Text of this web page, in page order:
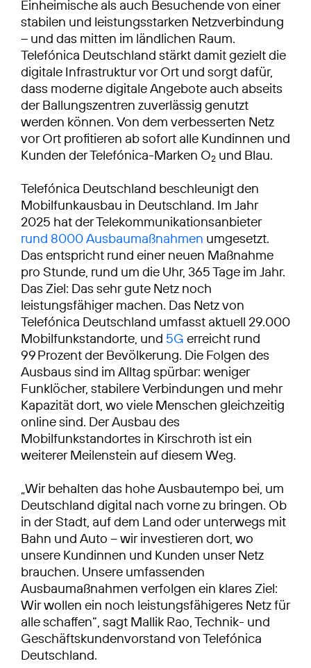
Einheimische als auch Besuchende von einer
stabilen und leistungsstarken Netzverbindung
– und das mitten im ländlichen Raum.
Telefónica Deutschland stärkt damit gezielt die
digitale Infrastruktur vor Ort und sorgt dafür,
dass moderne digitale Angebote auch abseits
der Ballungszentren zuverlässig genutzt
werden können. Von dem verbesserten Netz
vor Ort profitieren ab sofort alle Kundinnen und
Kunden der Telefónica-Marken O2 und Blau.
Telefónica Deutschland beschleunigt den
Mobilfunkausbau in Deutschland. Im Jahr
2025 hat der Telekommunikationsanbieter
rund 8000 Ausbaumaßnahmen umgesetzt.
Das entspricht rund einer neuen Maßnahme
pro Stunde, rund um die Uhr, 365 Tage im Jahr.
Das Ziel: Das sehr gute Netz noch
leistungsfähiger machen. Das Netz von
Telefónica Deutschland umfasst aktuell 29.000
Mobilfunkstandorte, und 5G erreicht rund
99 Prozent der Bevölkerung. Die Folgen des
Ausbaus sind im Alltag spürbar: weniger
Funklöcher, stabilere Verbindungen und mehr
Kapazität dort, wo viele Menschen gleichzeitig
online sind. Der Ausbau des
Mobilfunkstandortes in Kirschroth ist ein
weiterer Meilenstein auf diesem Weg.
„Wir behalten das hohe Ausbautempo bei, um
Deutschland digital nach vorne zu bringen. Ob
in der Stadt, auf dem Land oder unterwegs mit
Bahn und Auto – wir investieren dort, wo
unsere Kundinnen und Kunden unser Netz
brauchen. Unsere umfassenden
Ausbaumaßnahmen verfolgen ein klares Ziel:
Wir wollen ein noch leistungsfähigeres Netz für
alle schaffen“, sagt Mallik Rao, Technik- und
Geschäftskundenvorstand von Telefónica
Deutschland.